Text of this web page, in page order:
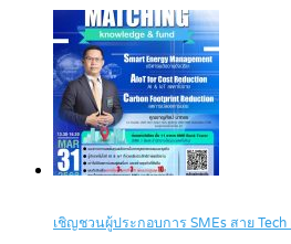
เชิญชวนผู้ประกอบการ SMEs สาย